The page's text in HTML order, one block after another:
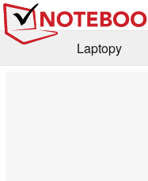
Laptopy